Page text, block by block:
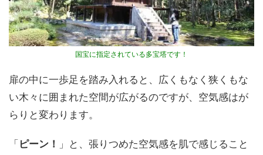
国宝に指定されている多宝塔です！
扉の中に一歩足を踏み入れると、広くもなく狭くもな
い木々に囲まれた空間が広がるのですが、空気感はが
らりと変わります。
「 ピーン！ 」と、張りつめた空気感を肌で感じること